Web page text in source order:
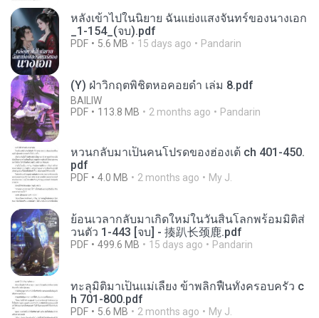
หลังเข้าไปในนิยาย ฉันแย่งแสงจันทร์ของนางเอก
_1-154_(จบ).pdf
PDF 5.6 MB 15 days ago Pandarin
(Y) ฝ่าวิกฤตพิชิตหอคอยดำ เล่ม 8.pdf
BAILIW
PDF
113.8 MB 2 months ago Pandarin
หวนกลับมาเป็นคนโปรดของฮ่องเต้ ch 401-450.
pdf
PDF 4.0 MB 2 months ago My J.
ย้อนเวลากลับมาเกิดใหม่ในวันสิ้นโลกพร้อมมิติส่
วนตัว 1-443 [จบ] - 揍趴长颈鹿.pdf
PDF 499.6 MB 15 days ago Pandarin
ทะลุมิติมาเป็นแม่เลี้ยง ข้าพลิกฟื้นทั้งครอบครัว c
h 701-800.pdf
PDF 5.6 MB 2 months ago My J.